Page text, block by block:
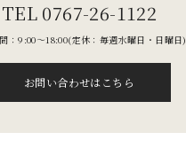
TEL 0767-26-1122
：9:00〜18:00(定休：毎週水曜日・日曜日)
お問い合わせはこちら